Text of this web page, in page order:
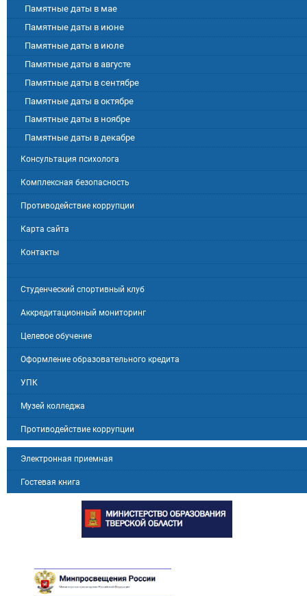
Памятные даты в мае
Памятные даты в июне
Памятные даты в июле
Памятные даты в августе
Памятные даты в сентябре
Памятные даты в октябре
Памятные даты в ноябре
Памятные даты в декабре
Консультация психолога
Комплексная безопасность
Противодействие коррупции
Карта сайта
Контакты
Студенческий спортивный клуб
Аккредитационный мониторинг
Целевое обучение
Оформление образовательного кредита
УПК
Музей колледжа
Противодействие коррупции
Электронная приемная
Гостевая книга